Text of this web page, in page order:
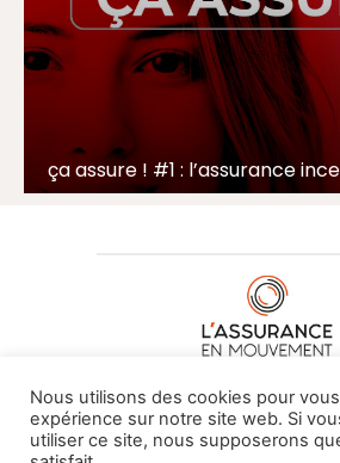
ça assure ! #1 : l’assurance
À PROPOS DE NOUS•
Nous utilisons des cookies pour
expérience sur notre site web. Si
utiliser ce site, nous supposerons